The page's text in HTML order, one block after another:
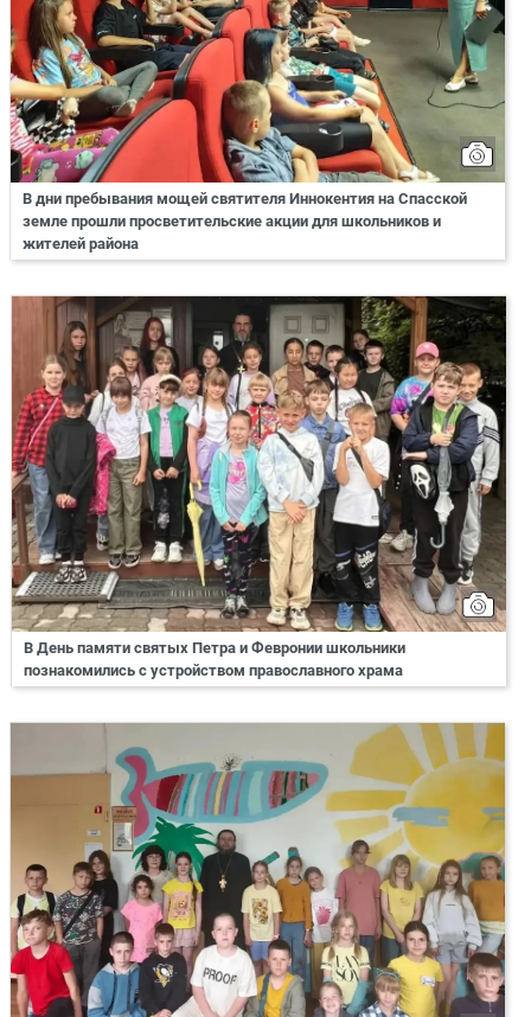
В дни пребывания мощей святителя Иннокентия на Спасской
земле прошли просветительские акции для школьников и
жителей района
В День памяти святых Петра и Февронии школьники
познакомились с устройством православного храма